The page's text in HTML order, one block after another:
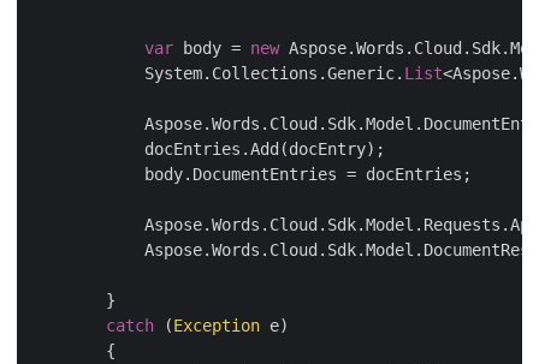
var body = new
            System.Collections.Generic.
List
            docEntries.Add(docEntry);
            body.DocumentEntries = docEntries;
        }
catch (Exception e)
        {